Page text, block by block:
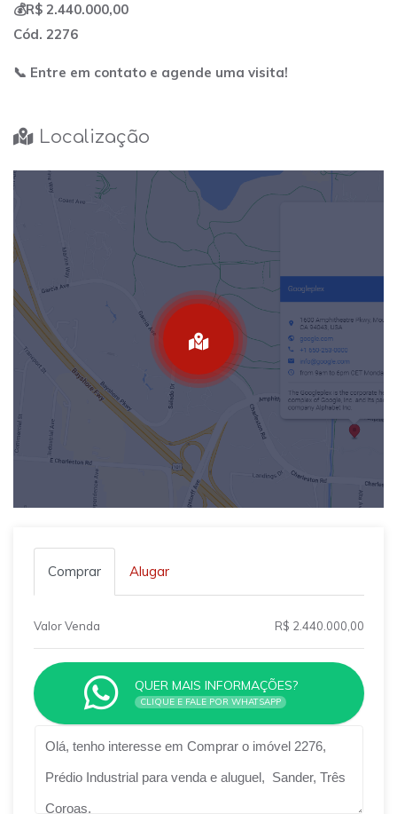
💰R$ 2.440.000,00
Cód. 2276
📞 Entre em contato e agende uma visita!
Localização
Comprar Alugar
Valor Venda R$ 2.440.000,00
QUER MAIS INFORMAÇÕES?
CLIQUE E FALE POR WHATSAPP